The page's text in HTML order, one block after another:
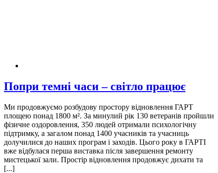
Попри темні часи – світло працює
Ми продовжуємо розбудову простору відновлення ГАРТ
площею понад 1800 м². За минулий рік 130 ветеранів пройшли
фізичне оздоровлення, 350 людей отримали психологічну
підтримку, а загалом понад 1400 учасників та учасниць
долучилися до наших програм і заходів. Цього року в ГАРТІ
вже відбулася перша виставка після завершення ремонту
мистецької зали. Простір відновлення продовжує дихати та
[...]